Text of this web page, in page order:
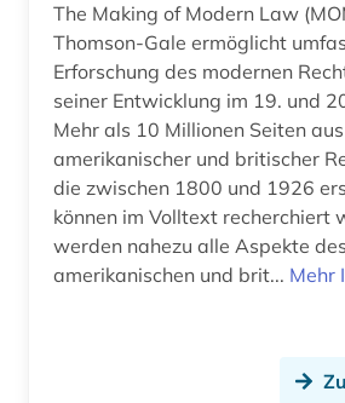
archivalien (1)
archivwesen (1)
archäologie (18)
archäologische stätte (1)
arktis (2)
Finnland (26)
Frankreich (24)
GUS (1)
Griechenland (2)
Griechenland (Altertum) (4)
Großbritannien (39)
The Making of Modern Law
Thomson-Gale ermöglicht
Erforschung des modernen
seiner Entwicklung im 19. und
Mehr als 10 Millionen Seiten
amerikanischer und britischer
die zwischen 1800 und 1926
können im Volltext recherchiert
werden nahezu alle Aspekte des
amerikanischen und brit... Mehr